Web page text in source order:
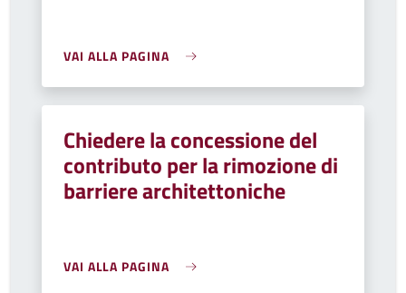
VAI ALLA PAGINA
Chiedere la concessione del
contributo per la rimozione di
barriere architettoniche
VAI ALLA PAGINA